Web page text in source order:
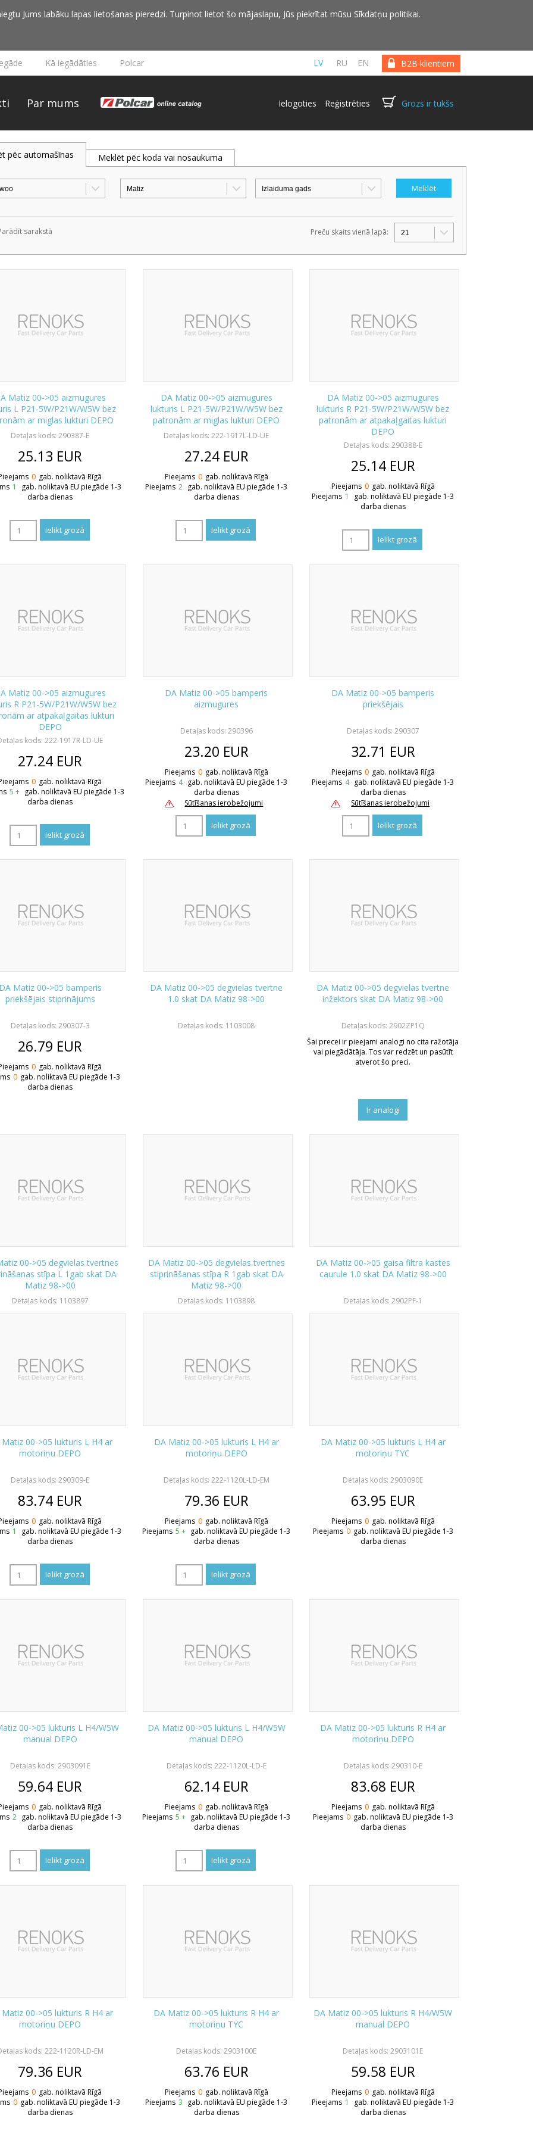
Jums labāku lapas lietošanas pieredzi. Turpinot lietot šo mājaslapu, Jūs piekrītat mūsu Sīkdatņu politikai.
B2B klientiem
LV RU EN
Kā iegādāties Polcar
Par mums Ielogoties Reģistrēties Grozs ir tukšs
pēc automašīnas Meklēt pēc koda vai nosaukuma
sarakstā Preču skaits vienā lapā:
Matiz 00->05 aizmugures
L P21-5W/P21W/W5W bez
ar miglas lukturi DEPO
Detaļas kods: 290387-E
25.13 EUR
0 gab. noliktavā Rīgā
1
gab. noliktavā EU piegāde 1-3
darba dienas
DA Matiz 00->05 aizmugures
lukturis L P21-5W/P21W/W5W bez
patronām ar miglas lukturi DEPO
Detaļas kods: 222-1917L-LD-UE
27.24 EUR
Pieejams 0 gab. noliktavā Rīgā
Pieejams 2 gab. noliktavā EU piegāde 1-3
darba dienas
DA Matiz 00->05 aizmugures
lukturis R P21-5W/P21W/W5W bez
patronām ar atpakaļgaitas lukturi
DEPO
Detaļas kods: 290388-E
25.14 EUR
Pieejams 0 gab. noliktavā Rīgā
Pieejams 1
gab. noliktavā EU piegāde 1-3
darba dienas
Matiz 00->05 aizmugures
R P21-5W/P21W/W5W bez
ar atpakaļgaitas lukturi
DEPO
kods: 222-1917R-LD-UE
27.24 EUR
0 gab. noliktavā Rīgā
5 + gab. noliktavā EU piegāde 1-3
darba dienas
DA Matiz 00->05 bamperis
aizmugures
Detaļas kods: 290396
23.20 EUR
Pieejams 0 gab. noliktavā Rīgā
Pieejams 4 gab. noliktavā EU piegāde 1-3
darba dienas
Sūtīšanas ierobežojumi
DA Matiz 00->05 bamperis
priekšējais
Detaļas kods: 290307
32.71 EUR
Pieejams 0 gab. noliktavā Rīgā
Pieejams 4 gab. noliktavā EU piegāde 1-3
darba dienas
Sūtīšanas ierobežojumi
DA Matiz 00->05 bamperis
priekšējais stiprinājums
Detaļas kods: 290307-3
26.79 EUR
0 gab. noliktavā Rīgā
0 gab. noliktavā EU piegāde 1-3
darba dienas
DA Matiz 00->05 degvielas tvertne
1.0 skat DA Matiz 98->00
Detaļas kods: 1103008
DA Matiz 00->05 degvielas tvertne
inžektors skat DA Matiz 98->00
Detaļas kods: 2902ZP1Q
Šai precei ir pieejami analogi no cita ražotāja
vai piegādātāja. Tos var redzēt un pasūtīt
atverot šo preci.
Ir analogi
00->05 degvielas tvertnes
stīpa L 1gab skat DA
Matiz 98->00
Detaļas kods: 1103897
DA Matiz 00->05 degvielas tvertnes
stiprināšanas stīpa R 1gab skat DA
Matiz 98->00
Detaļas kods: 1103898
DA Matiz 00->05 gaisa filtra kastes
caurule 1.0 skat DA Matiz 98->00
Detaļas kods: 2902PF-1
Matiz 00->05 lukturis L H4 ar
motoriņu DEPO
Detaļas kods: 290309-E
83.74 EUR
0 gab. noliktavā Rīgā
1
gab. noliktavā EU piegāde 1-3
darba dienas
DA Matiz 00->05 lukturis L H4 ar
motoriņu DEPO
Detaļas kods: 222-1120L-LD-EM
79.36 EUR
Pieejams 0 gab. noliktavā Rīgā
Pieejams 5 + gab. noliktavā EU piegāde 1-3
darba dienas
DA Matiz 00->05 lukturis L H4 ar
motoriņu TYC
Detaļas kods: 2903090E
63.95 EUR
Pieejams 0 gab. noliktavā Rīgā
Pieejams 0 gab. noliktavā EU piegāde 1-3
darba dienas
00->05 lukturis L H4/W5W
manual DEPO
Detaļas kods: 2903091E
59.64 EUR
0 gab. noliktavā Rīgā
2 gab. noliktavā EU piegāde 1-3
darba dienas
DA Matiz 00->05 lukturis L H4/W5W
manual DEPO
Detaļas kods: 222-1120L-LD-E
62.14 EUR
Pieejams 0 gab. noliktavā Rīgā
Pieejams 5 + gab. noliktavā EU piegāde 1-3
darba dienas
DA Matiz 00->05 lukturis R H4 ar
motoriņu DEPO
Detaļas kods: 290310-E
83.68 EUR
Pieejams 0 gab. noliktavā Rīgā
Pieejams 0 gab. noliktavā EU piegāde 1-3
darba dienas
Matiz 00->05 lukturis R H4 ar
motoriņu DEPO
kods: 222-1120R-LD-EM
79.36 EUR
0 gab. noliktavā Rīgā
0 gab. noliktavā EU piegāde 1-3
darba dienas
DA Matiz 00->05 lukturis R H4 ar
motoriņu TYC
Detaļas kods: 2903100E
63.76 EUR
Pieejams 0 gab. noliktavā Rīgā
Pieejams 3 gab. noliktavā EU piegāde 1-3
darba dienas
DA Matiz 00->05 lukturis R H4/W5W
manual DEPO
Detaļas kods: 2903101E
59.58 EUR
Pieejams 0 gab. noliktavā Rīgā
Pieejams 1
gab. noliktavā EU piegāde 1-3
darba dienas